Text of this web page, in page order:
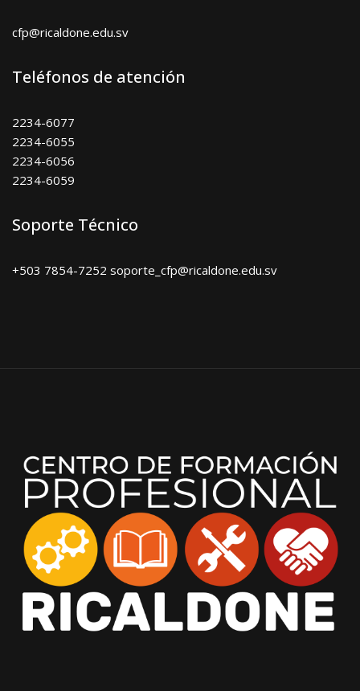
cfp@ricaldone.edu.sv
Teléfonos de atención
2234-6077
2234-6055
2234-6056
2234-6059
Soporte Técnico
+503 7854-7252 soporte_cfp@ricaldone.edu.sv